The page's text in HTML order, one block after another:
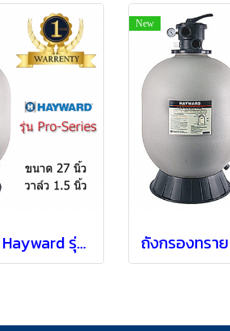
ถังกรองทราย Hayward รุ่น S270T แบบ Top mount [ 27" ]
New